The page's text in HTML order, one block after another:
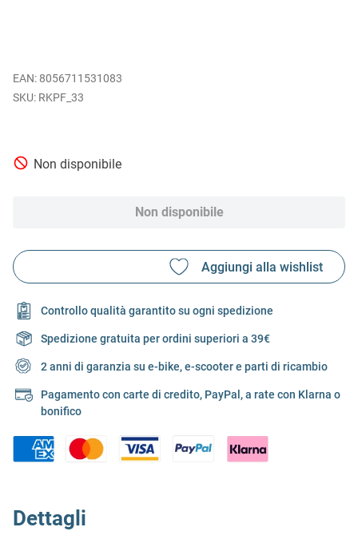
EAN: 8056711531083
RKPF_33
Non disponibile
Non disponibile
Controllo qualità garantito su ogni spedizione
Spedizione gratuita per ordini superiori a 39€
2 anni di garanzia su e-bike, e-scooter e parti di ricambio
Pagamento con carte di credito, PayPal, a rate con Klarna o
bonifico
Dettagli